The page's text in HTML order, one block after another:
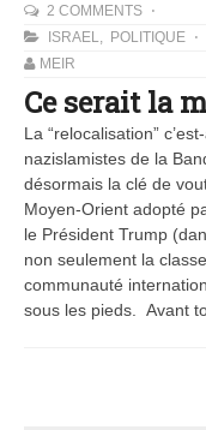
2 COMMENTS
ISRAEL, POLITIQUE
MEIR
Ce serait la
La “relocalisation”
nazislamistes de la
désormais la clé de
Moyen-Orient adopté
le Président Trump
non seulement la
communauté
sous les pieds. Avant